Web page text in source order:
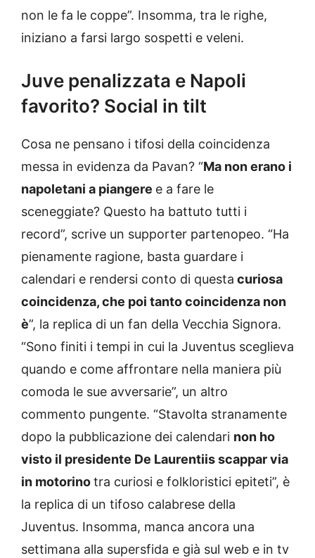
non le fa le coppe”. Insomma, tra le righe,
iniziano a farsi largo sospetti e veleni.
Juve penalizzata e Napoli
favorito? Social in tilt
Cosa ne pensano i tifosi della coincidenza
messa in evidenza da Pavan? “Ma non erano i
napoletani a piangere e a fare le
sceneggiate? Questo ha battuto tutti i
record”, scrive un supporter partenopeo. “Ha
pienamente ragione, basta guardare i
calendari e rendersi conto di questa curiosa
coincidenza, che poi tanto coincidenza non
è”, la replica di un fan della Vecchia Signora.
“Sono finiti i tempi in cui la Juventus sceglieva
quando e come affrontare nella maniera più
comoda le sue avversarie”, un altro
commento pungente. “Stavolta stranamente
dopo la pubblicazione dei calendari non ho
visto il presidente De Laurentiis scappar via
in motorinotra curiosi e folkloristici epiteti”, è
la replica di un tifoso calabrese della
Juventus. Insomma, manca ancora una
settimana alla supersfida e già sul web e in tv